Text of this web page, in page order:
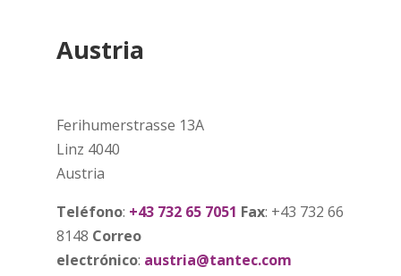
Austria
Ferihumerstrasse 13A
Linz 4040
Austria
Teléfono: +43 732 65 7051 Fax: +43 732 66
8148 Correo
electrónico: austria@tantec.com